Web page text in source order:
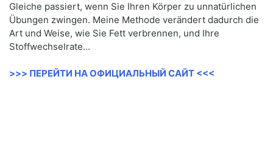
Gleiche passiert, wenn Sie Ihren Körper zu unnatürlichen
Übungen zwingen. Meine Methode verändert dadurch die
Art und Weise, wie Sie Fett verbrennen, und Ihre
Stoffwechselrate...
>>> ПЕРЕЙТИ НА ОФИЦИАЛЬНЫЙ САЙТ <<<